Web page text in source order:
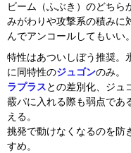
ビーム（ふぶき）のどちら
みがわりや攻撃系の積みに
んでアンコールしてもいい。
特性はあついしぼう推奨。
に同特性のジュゴンのみ。
ラプラス との差別化、ジュ
霰パに入れる際も弱点であ
える。
挑発で動けなくなるのを防
すめ。